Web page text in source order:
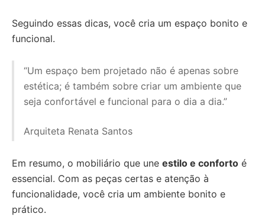
Seguindo essas dicas, você cria um espaço bonito e
funcional.
“Um espaço bem projetado não é apenas sobre
estética; é também sobre criar um ambiente que
seja confortável e funcional para o dia a dia.”
Arquiteta Renata Santos
Em resumo, o mobiliário que une estilo e conforto é
essencial. Com as peças certas e atenção à
funcionalidade, você cria um ambiente bonito e
prático.